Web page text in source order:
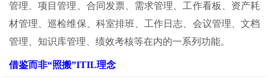
管理、项目管理、合同发票、需求管理、工作看板、资产耗
材管理、巡检维保、科室排班、工作日志、会议管理、文档
管理、知识库管理、绩效考核等在内的一系列功能。
借鉴而非“照搬”ITIL理念